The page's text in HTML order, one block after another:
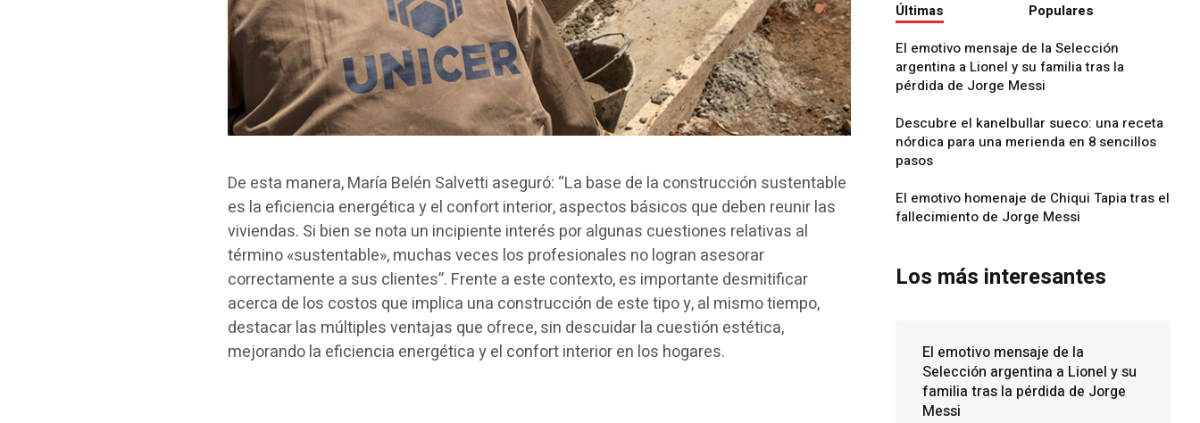
De esta manera, María Belén Salvetti aseguró: “La base de la construcción sustentable
es la eficiencia energética y el confort interior, aspectos básicos que deben reunir las
viviendas. Si bien se nota un incipiente interés por algunas cuestiones relativas al
término «sustentable», muchas veces los profesionales no logran asesorar
correctamente a sus clientes”. Frente a este contexto, es importante desmitificar
acerca de los costos que implica una construcción de este tipo y, al mismo tiempo,
destacar las múltiples ventajas que ofrece, sin descuidar la cuestión estética,
mejorando la eficiencia energética y el confort interior en los hogares.
Últimas
Populares
El emotivo mensaje de la Selección
argentina a Lionel y su familia tras la
pérdida de Jorge Messi
Descubre el kanelbullar sueco: una receta
nórdica para una merienda en 8 sencillos
pasos
El emotivo homenaje de Chiqui Tapia tras el
fallecimiento de Jorge Messi
Los más interesantes
El emotivo mensaje de la
Selección argentina a Lionel y su
familia tras la pérdida de Jorge
Messi